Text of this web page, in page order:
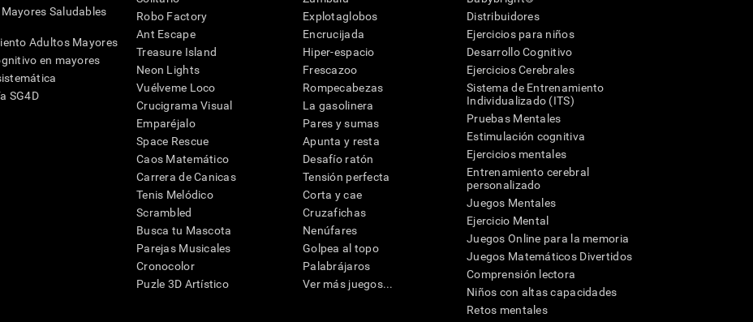
Saludables
Adultos Mayores
en mayores
SG4D
Robo Factory
Ant Escape
Treasure Island
Neon Lights
Vuélveme Loco
Crucigrama Visual
Emparéjalo
Space Rescue
Caos Matemático
Carrera de Canicas
Tenis Melódico
Scrambled
Busca tu Mascota
Parejas Musicales
Cronocolor
Puzle 3D Artístico
Explotaglobos
Encrucijada
Hiper-espacio
Frescazoo
Rompecabezas
La gasolinera
Pares y sumas
Apunta y resta
Desafío ratón
Tensión perfecta
Corta y cae
Cruzafichas
Nenúfares
Golpea al topo
Palabrájaros
Ver más juegos...
Distribuidores
Ejercicios para niños
Desarrollo Cognitivo
Ejercicios Cerebrales
Sistema de Entrenamiento
Individualizado (ITS)
Pruebas Mentales
Estimulación cognitiva
Ejercicios mentales
Entrenamiento cerebral
personalizado
Juegos Mentales
Ejercicio Mental
Juegos Online para la memoria
Juegos Matemáticos Divertidos
Comprensión lectora
Niños con altas capacidades
Retos mentales